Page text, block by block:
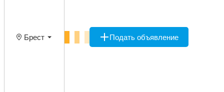
Брест Подать объявление